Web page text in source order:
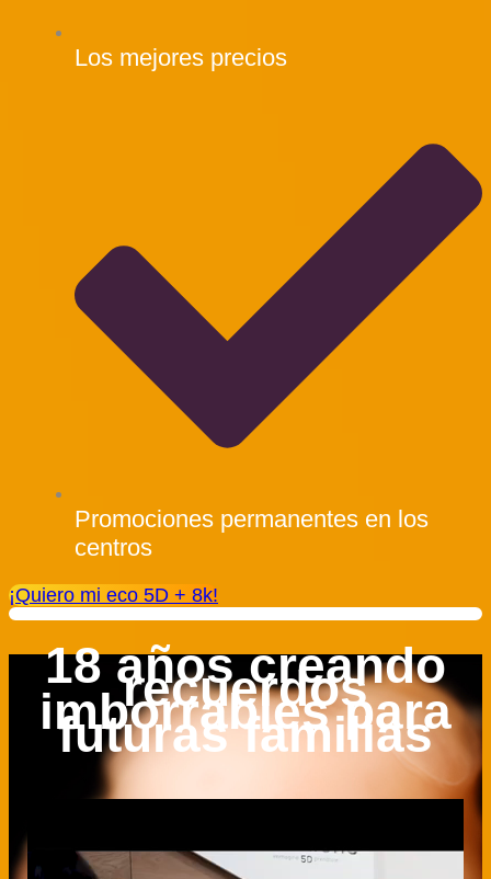
Los mejores precios
Promociones permanentes en los
centros
¡Quiero mi eco 5D + 8k!
18 años creando
recuerdos
imborrables para
futuras familias